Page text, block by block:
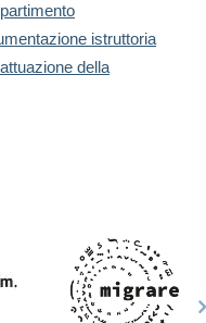
istruttoria
della